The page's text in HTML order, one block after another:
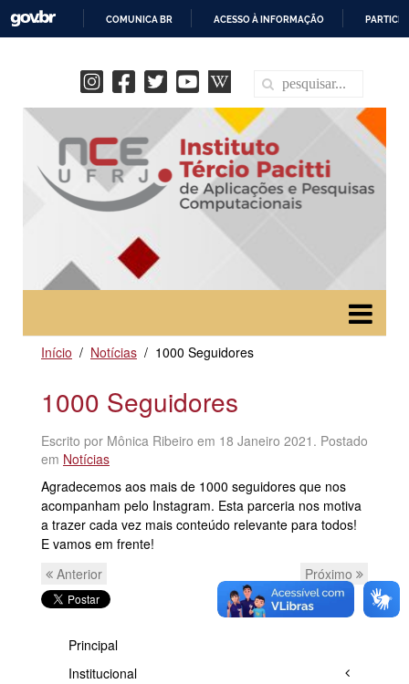
COMUNICA BR ACESSO À INFORMAÇÃO
Início Notícias 1000 Seguidores
1000 Seguidores
Escrito por Mônica Ribeiro em 18 Janeiro 2021 . Postado
em Notícias
Agradecemos aos mais de 1000 seguidores que nos
acompanham pelo Instagram. Esta parceria nos motiva
a trazer cada vez mais conteúdo relevante para todos!
E vamos em frente!
Anterior
Próximo
Principal
Institucional